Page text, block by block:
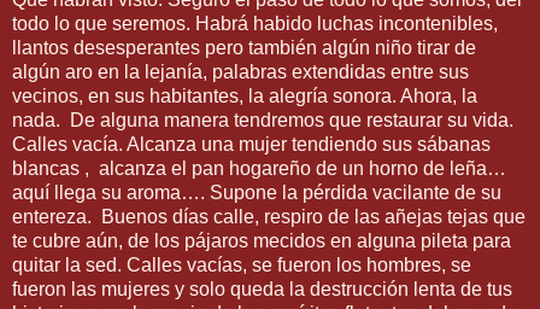
todo lo que seremos. Habrá habido luchas incontenibles,
llantos desesperantes pero también algún niño tirar de
algún aro en la lejanía, palabras extendidas entre sus
vecinos, en sus habitantes, la alegría sonora. Ahora, la
nada. De alguna manera tendremos que restaurar su vida.
Calles vacía. Alcanza una mujer tendiendo sus sábanas
blancas , alcanza el pan hogareño de un horno de leña…
aquí llega su aroma…. Supone la pérdida vacilante de su
entereza. Buenos días calle, respiro de las añejas tejas que
te cubre aún, de los pájaros mecidos en alguna pileta para
quitar la sed. Calles vacías, se fueron los hombres, se
fueron las mujeres y solo queda la destrucción lenta de tus